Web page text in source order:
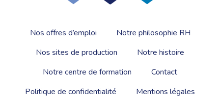
Nos offres d’emploi
Notre philosophie RH
Nos sites de production
Notre histoire
Notre centre de formation
Contact
Politique de confidentialité
Mentions légales